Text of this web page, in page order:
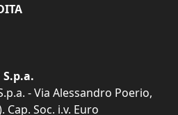
- Via Alessandro Poerio,
Cap. Soc. i.v. Euro